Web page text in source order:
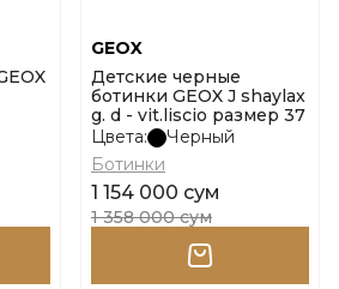
GEOX
Детские черные
ботинки GEOX J shaylax
g. d - vit.liscio размер 37
Цвета:
Черный
Ботинки
1 154 000 сум
1 358 000 сум